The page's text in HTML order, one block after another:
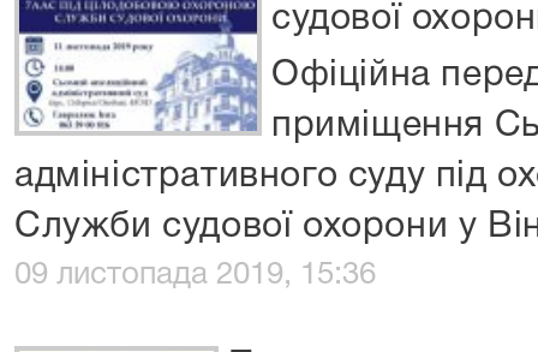
судової
Офіційна
приміщення
адміністративного суду під
Служби судової охорони у
09 листопада 2019, 15:36